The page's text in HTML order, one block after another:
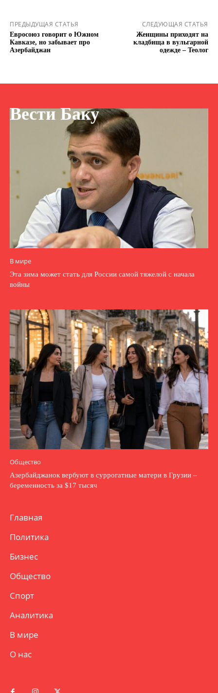
ПРЕДЫДУЩАЯ СТАТЬЯ
Евросоюз говорит о Южном
Кавказе, но забывает про
Азербайджан
СЛЕДУЮЩАЯ СТАТЬЯ
Женщины приходят на
кладбища в вульгарной
одежде – Теолог
Вести Баку
В мире
Эта зима может стать для России самой тяжелой с начала
войны
Общество
Азербайджанок вербуют в суррогатные матери в Грузии –
беременность за $17 тысяч
Главная
Политика
Бизнес
Общество
Спорт
Аналитика
В мире
О нас